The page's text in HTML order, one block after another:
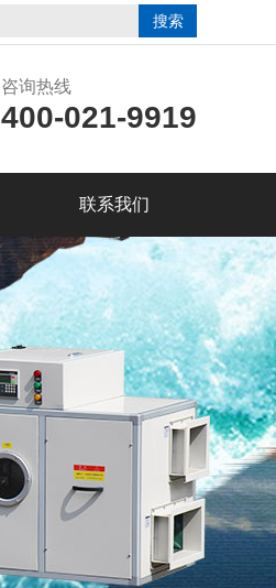
咨询热线
400-021-9919
联系我们